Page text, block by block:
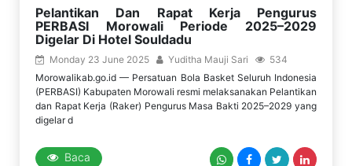
Pelantikan Dan Rapat Kerja Pengurus
PERBASI Morowali Periode 2025–2029
Digelar Di Hotel Souldadu
Monday 23 June 2025 Yuditha Mauji Sari
534
Morowalikab.go.id — Persatuan Bola Basket Seluruh Indonesia
(PERBASI) Kabupaten Morowali resmi melaksanakan Pelantikan
dan Rapat Kerja (Raker) Pengurus Masa Bakti 2025–2029 yang
digelar d
Baca